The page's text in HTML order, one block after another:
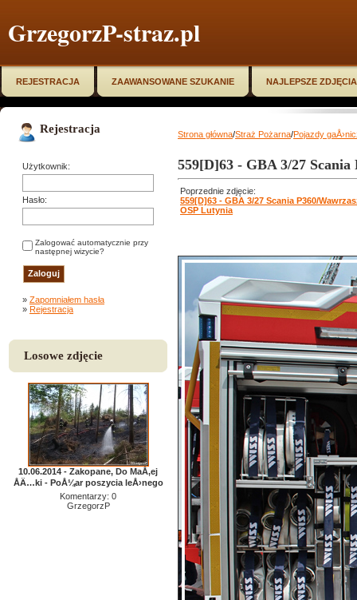
GrzegorzP-straz.pl
REJESTRACJA ZAAWANSOWANE SZUKANIE NAJLEPSZE ZDJĘCIA
Rejestracja
Użytkownik:
Hasło:
Zalogować automatycznie przy
następnej wizycie?
» Zapomniałem hasła
» Rejestracja
Losowe zdjęcie
10.06.2014 - Zakopane, Do MaÅ‚ej
ÅÄ…ki - PoÅ¼ar poszycia leÅ›nego
Komentarzy: 0
GrzegorzP
Strona główna/Straż Pożarna/Pojazdy
559[D]63 - GBA 3/27
Poprzednie zdjęcie:
559[D]63 - GBA 3/27 Scania P360/
OSP Lutynia